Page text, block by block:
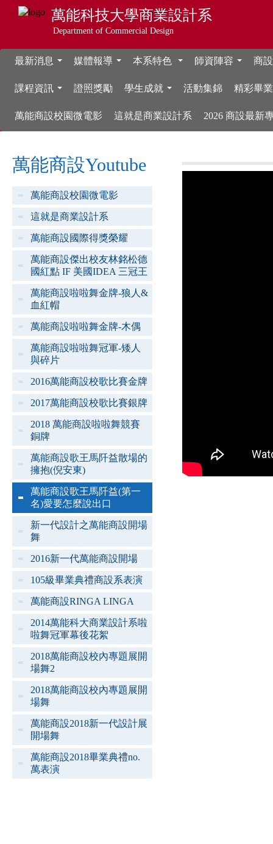
萬能科技大學商業設計系
Department of Commercial Design
最新消息 媒體報導 本系特色 師資陣容 商
課程資訊 證照獎勵 學生成就 活動集錦 精彩畢
萬能商設校園微電影 這就是商業設計系 2026 商設最新
萬能商設Youtube
萬能商設校園微電影
這就是商業設計系
萬能商設國際得獎榮耀
萬能商設傑出校友林銘松德
國紅點 IF 美國IDEA 三冠王
萬能商設啦啦舞金牌-狼人&
血紅帽
萬能商設啦啦舞金牌-木偶
萬能商設啦啦舞冠軍-矮人
與碎片
2016萬能商設校歌比賽金牌
2017萬能商設校歌比賽銀牌
2018 萬能商設啦啦舞競賽
銅牌
萬能商設歌王馬阡益散場的
擁抱(倪安東)
萬能商設歌王馬阡益(第一
名)愛要怎麼說出口
新一代設計之萬能商設開場
舞
2016新一代萬能商設開場
105級畢業典禮商設系表演
萬能商設RINGA LINGA
2014萬能科大商業設計系啦
啦舞冠軍幕後花絮
2018萬能商設校內專題展開
場舞2
2018萬能商設校內專題展開
場舞
萬能商設2018新一代設計展
開場舞
萬能商設2018畢業典禮no.
萬表演